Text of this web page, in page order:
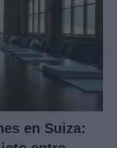
en Suiza: